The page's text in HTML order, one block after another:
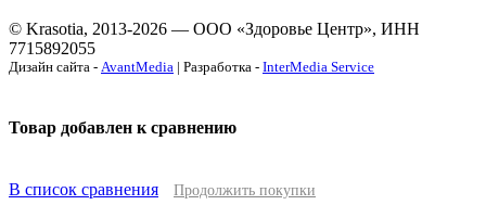
© Krasotia, 2013-2026 — ООО «Здоровье Центр», ИНН
7715892055
Дизайн сайта - AvantMedia | Разработка - InterMedia Service
Товар добавлен к сравнению
В список сравнения Продолжить покупки